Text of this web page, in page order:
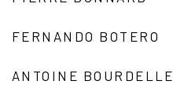
FERNANDO BOTERO
ANTOINE BOURDELLE